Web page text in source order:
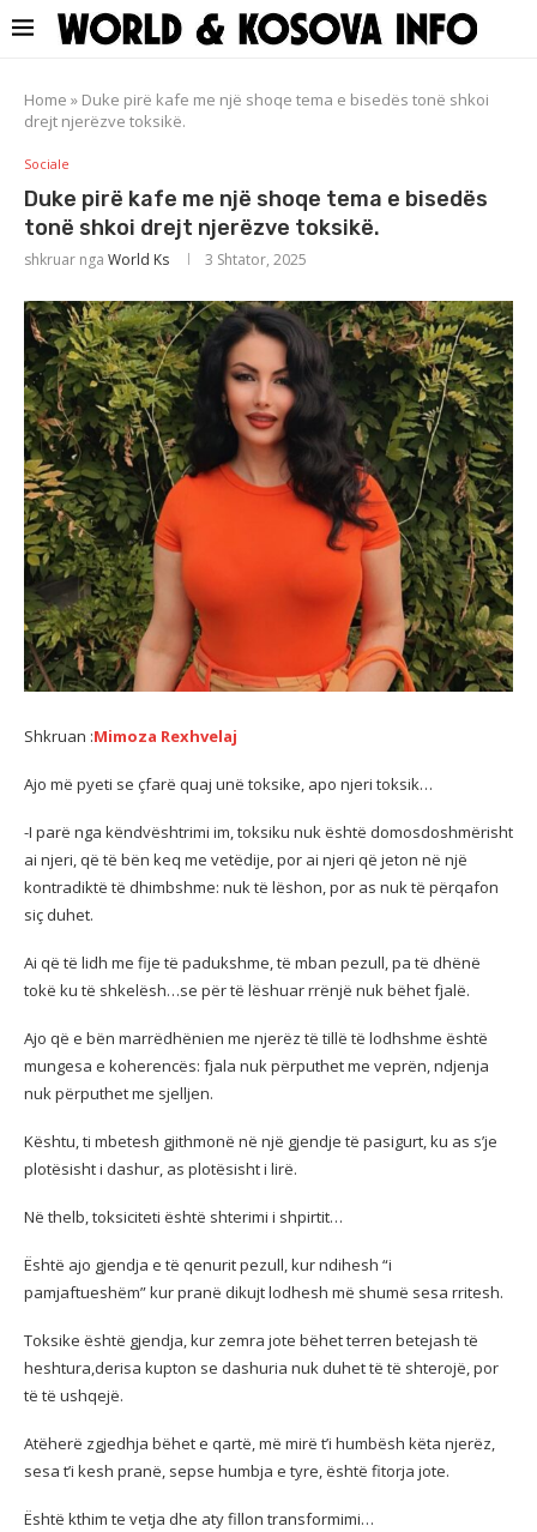
Home » Duke pirë kafe me një shoqe tema e bisedës tonë shkoi
drejt njerëzve toksikë.
Sociale
Duke pirë kafe me një shoqe tema e bisedës
tonë shkoi drejt njerëzve toksikë.
shkruar nga World Ks 3 Shtator, 2025
Shkruan :Mimoza Rexhvelaj
Ajo më pyeti se çfarë quaj unë toksike, apo njeri toksik…
-I parë nga këndvështrimi im, toksiku nuk është domosdoshmërisht
ai njeri, që të bën keq me vetëdije, por ai njeri që jeton në një
kontradiktë të dhimbshme: nuk të lëshon, por as nuk të përqafon
siç duhet.
Ai që të lidh me fije të padukshme, të mban pezull, pa të dhënë
tokë ku të shkelësh…se për të lëshuar rrënjë nuk bëhet fjalë.
Ajo që e bën marrëdhënien me njerëz të tillë të lodhshme është
mungesa e koherencës: fjala nuk përputhet me veprën, ndjenja
nuk përputhet me sjelljen.
Kështu, ti mbetesh gjithmonë në një gjendje të pasigurt, ku as s’je
plotësisht i dashur, as plotësisht i lirë.
Në thelb, toksiciteti është shterimi i shpirtit…
Është ajo gjendja e të qenurit pezull, kur ndihesh “i
pamjaftueshëm” kur pranë dikujt lodhesh më shumë sesa rritesh.
Toksike është gjendja, kur zemra jote bëhet terren betejash të
heshtura,derisa kupton se dashuria nuk duhet të të shterojë, por
të të ushqejë.
Atëherë zgjedhja bëhet e qartë, më mirë t’i humbësh këta njerëz,
sesa t’i kesh pranë, sepse humbja e tyre, është fitorja jote.
Është kthim te vetja dhe aty fillon transformimi…